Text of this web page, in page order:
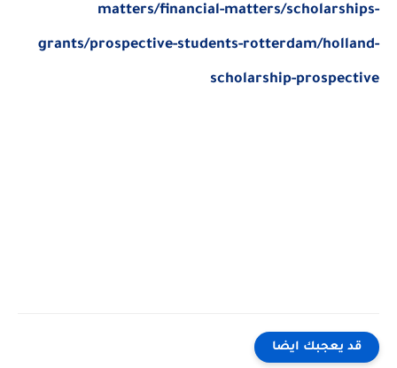
matters/financial-matters/scholarships-
grants/prospective-students-rotterdam/holland-
scholarship-prospective
قد يعجبك ايضا